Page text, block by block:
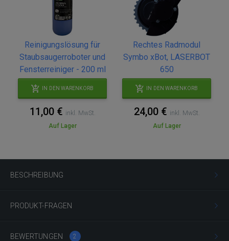
Reinigungslösung für
Staubsaugerroboter und
Fensterreiniger - 200 ml
IN DEN WARENKORB
11,00 € inkl. MwSt.
Auf Lager
Rechtes Radmodul
Symbo xBot, LASERBOT
650
IN DEN WARENKORB
24,00 € inkl. MwSt.
Auf Lager
BESCHREIBUNG
PRODUKT-FRAGEN
BEWERTUNGEN 2